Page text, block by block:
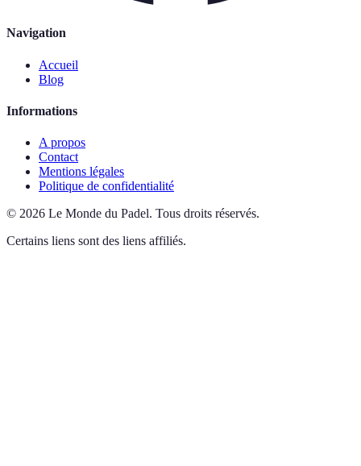
Navigation
Accueil
Blog
Informations
A propos
Contact
Mentions légales
Politique de confidentialité
© 2026 Le Monde du Padel. Tous droits réservés.
Certains liens sont des liens affiliés.